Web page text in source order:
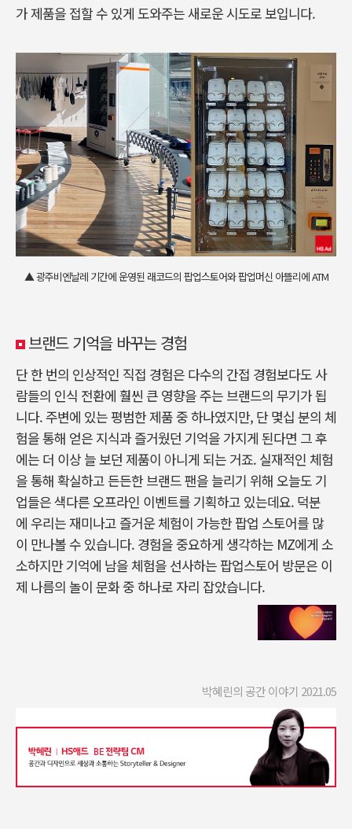
가 제품을 접할 수 있게 도와주는 새로운 시도로 보입니다.
▲ 광주비엔날레 기간에 운영된 래코드의 팝업스토어와 팝업머신 아뜰리에 ATM
브랜드 기억을 바꾸는 경험
단 한 번의 인상적인 직접 경험은 다수의 간접 경험보다도 사
람들의 인식 전환에 훨씬 큰 영향을 주는 브랜드의 무기가 됩
니다. 주변에 있는 평범한 제품 중 하나였지만, 단 몇십 분의 체
험을 통해 얻은 지식과 즐거웠던 기억을 가지게 된다면 그 후
에는 더 이상 늘 보던 제품이 아니게 되는 거죠. 실재적인 체험
을 통해 확실하고 든든한 브랜드 팬을 늘리기 위해 오늘도 기
업들은 색다른 오프라인 이벤트를 기획하고 있는데요. 덕분
에 우리는 재미나고 즐거운 체험이 가능한 팝업 스토어를 많
이 만나볼 수 있습니다. 경험을 중요하게 생각하는 MZ에게 소
소하지만 기억에 남을 체험을 선사하는 팝업스토어 방문은 이
제 나름의 놀이 문화 중 하나로 자리 잡았습니다.
박혜린의 공간 이야기 2021.05